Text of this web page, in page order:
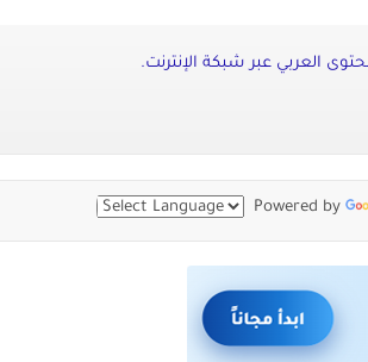
العربي عبر شبكة الإنترنت.
Powered by